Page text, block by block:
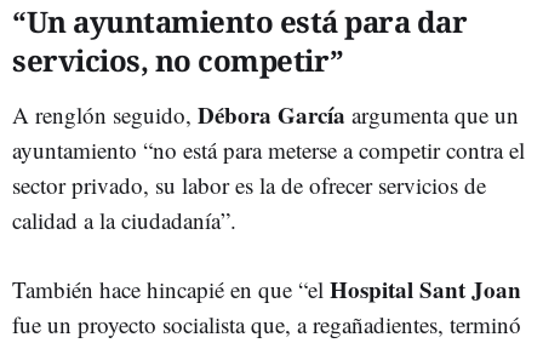
“Un ayuntamiento está para dar
servicios, no competir”
A renglón seguido, Débora García argumenta que un
ayuntamiento “no está para meterse a competir contra el
sector privado, su labor es la de ofrecer servicios de
calidad a la ciudadanía”.
También hace hincapié en que “el Hospital Sant Joan
fue un proyecto socialista que, a regañadientes, terminó